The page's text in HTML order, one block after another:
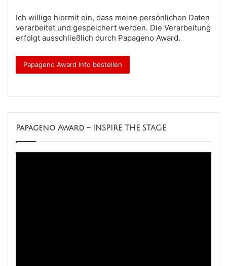
Ich willige hiermit ein, dass meine persönlichen Daten
verarbeitet und gespeichert werden. Die Verarbeitung
erfolgt ausschließlich durch Papageno Award.
Papageno Award – INSPIRE THE STAGE